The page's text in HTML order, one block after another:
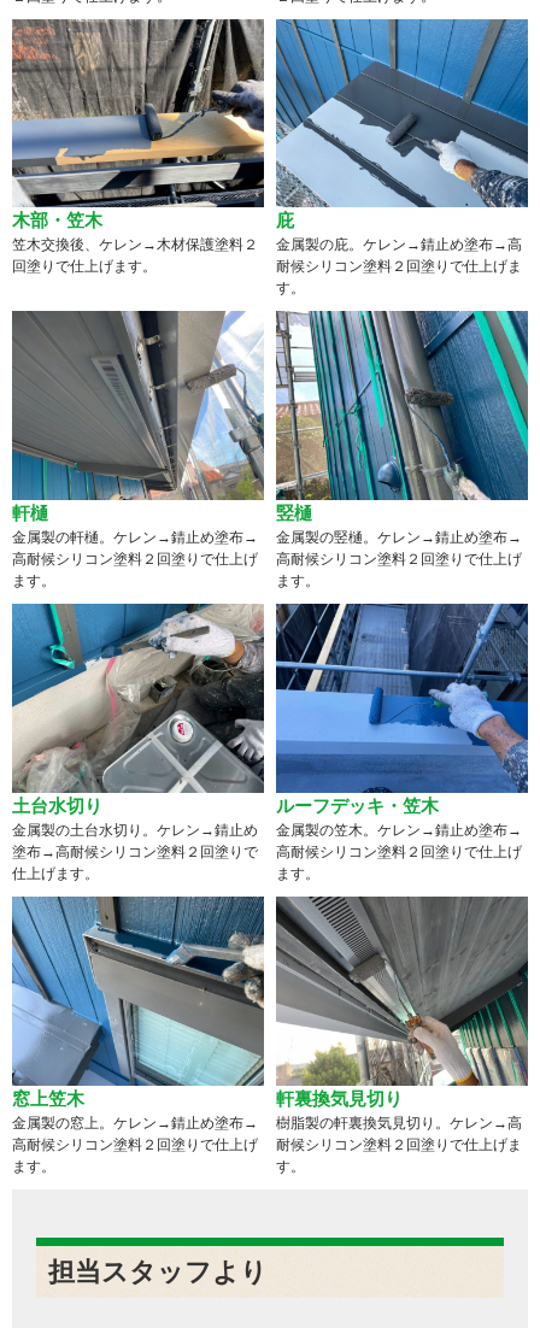
木部・笠木
笠木交換後、ケレン→木材保護塗料２
回塗りで仕上げます。
庇
金属製の庇。ケレン→錆止め塗布→高
耐候シリコン塗料２回塗りで仕上げま
す。
軒樋
金属製の軒樋。ケレン→錆止め塗布→
高耐候シリコン塗料２回塗りで仕上げ
ます。
竪樋
金属製の竪樋。ケレン→錆止め塗布→
高耐候シリコン塗料２回塗りで仕上げ
ます。
土台水切り
金属製の土台水切り。ケレン→錆止め
塗布→高耐候シリコン塗料２回塗りで
仕上げます。
ルーフデッキ・笠木
金属製の笠木。ケレン→錆止め塗布→
高耐候シリコン塗料２回塗りで仕上げ
ます。
窓上笠木
金属製の窓上。ケレン→錆止め塗布→
高耐候シリコン塗料２回塗りで仕上げ
ます。
軒裏換気見切り
樹脂製の軒裏換気見切り。ケレン→高
耐候シリコン塗料２回塗りで仕上げま
す。
担当スタッフより